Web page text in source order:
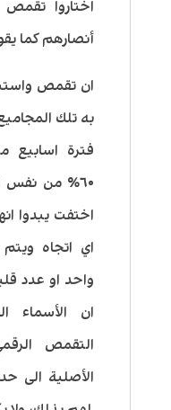
اختاروا
أنصارهم كما
ان تقمص
به تلك
فترة اسابيع
٦٠٪‏ من نفس
اختفت يبدوا
اي اتجاه
واحد او عدد
ان الأسماء
التقمص
الأصلية الى